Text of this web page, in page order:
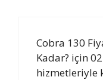
Cobra 130
Kadar? için
hizmetleriyle